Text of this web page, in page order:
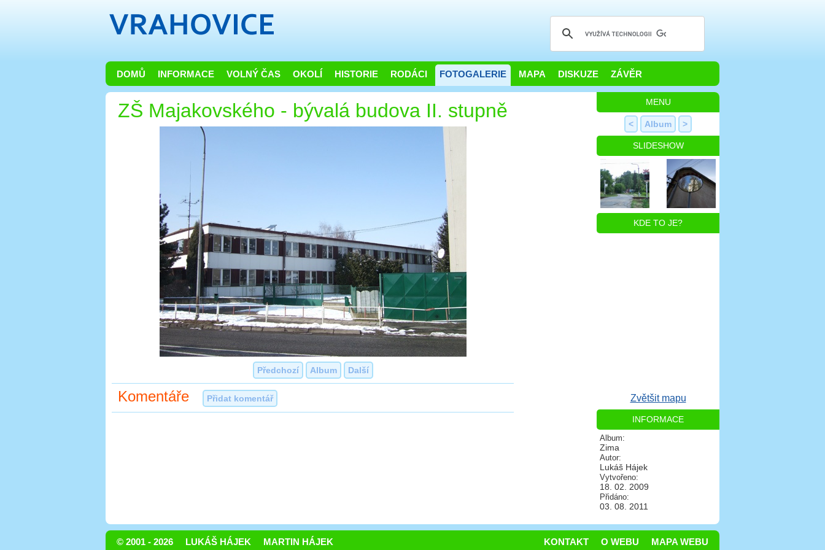
DOMŮ INFORMACE VOLNÝ ČAS OKOLÍ HISTORIE RODÁCI FOTOGALERIE MAPA DISKUZE ZÁVĚR
ZŠ Majakovského - bývalá budova II. stupně
Předchozí Album Další
Komentáře Přidat komentář
MENU
< Album >
SLIDESHOW
KDE TO JE?
Zvětšit mapu
INFORMACE
Album:
Zima
Autor:
Lukáš Hájek
Vytvořeno:
18. 02. 2009
Přidáno:
03. 08. 2011
© 2001 - 2026 LUKÁŠ HÁJEK MARTIN HÁJEK MAPA WEBU
O WEBU
KONTAKT